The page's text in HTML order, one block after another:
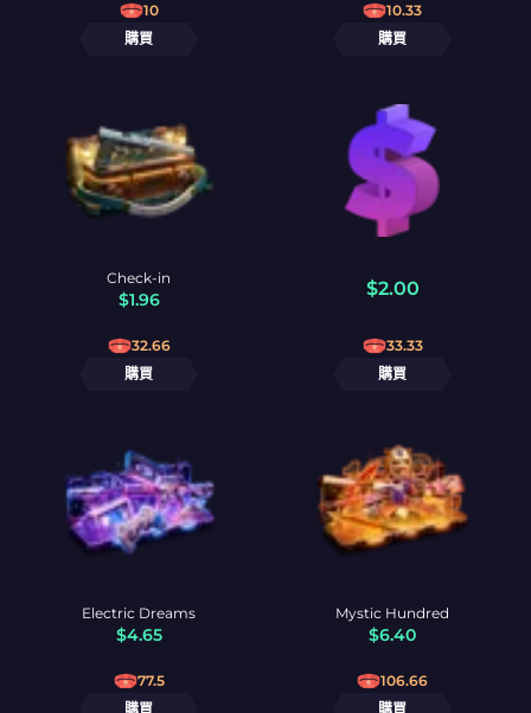
10
購買
10.33
購買
Check-in
$1.96
32.66
購買
$2.00
33.33
購買
Electric Dreams
$4.65
77.5
購買
Mystic Hundred
$6.40
106.66
購買